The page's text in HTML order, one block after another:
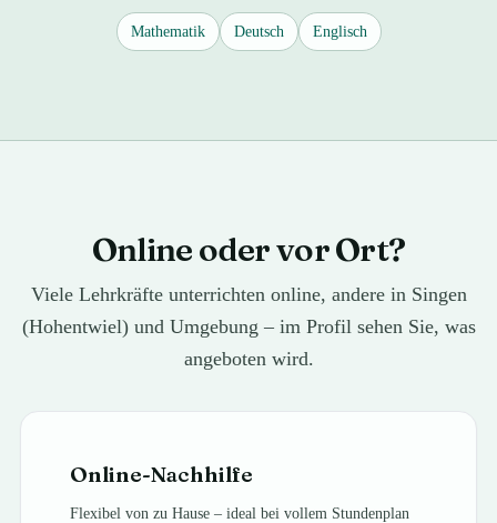
Mathematik Deutsch Englisch
Online oder vor Ort?
Viele Lehrkräfte unterrichten online, andere in Singen
(Hohentwiel) und Umgebung – im Profil sehen Sie, was
angeboten wird.
Online-Nachhilfe
Flexibel von zu Hause – ideal bei vollem Stundenplan